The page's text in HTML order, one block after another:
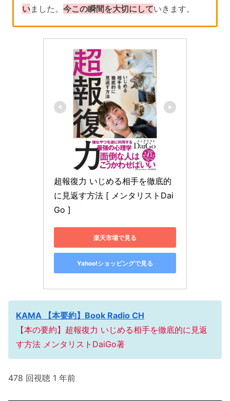
いました。今この瞬間を大切にしていきます。
超報復力 いじめる相手を徹底的
に見返す方法 [ メンタリストDai
Go ]
楽天市場で見る
Yahoo!ショッピングで見る
KAMA 【本要約】Book Radio CH
【本の要約】超報復力 いじめる相手を徹底的に見返
す方法 メンタリストDaiGo著
478 回視聴 1 年前